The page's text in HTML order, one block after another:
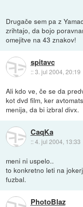
Drugače sem pa z
zrihtajo, da bojo
omejitve na 43 znakov!
spitavc
::3. jul 2004, 20:19
Ali kdo ve, če se da
kot dvd film, ker
menija, da bi izbral divx.
CaqKa
::4. jul 2004, 13:33
meni ni uspelo..
to konkretno leti na
fuzbal.
PhotoBlaz